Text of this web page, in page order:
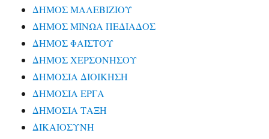
ΔΗΜΟΣ ΜΑΛΕΒΙΖΙΟΥ
ΔΗΜΟΣ ΜΙΝΩΑ ΠΕΔΙΑΔΟΣ
ΔΗΜΟΣ ΦΑΙΣΤΟΥ
ΔΗΜΟΣ ΧΕΡΣΟΝΗΣΟΥ
ΔΗΜΟΣΙΑ ΔΙΟΙΚΗΣΗ
ΔΗΜΟΣΙΑ ΕΡΓΑ
ΔΗΜΟΣΙΑ ΤΑΞΗ
ΔΙΚΑΙΟΣΥΝΗ